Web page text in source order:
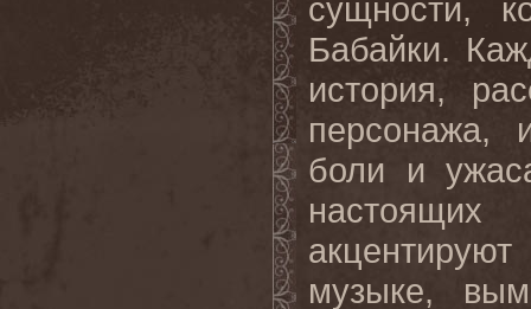
сущности,
Бабайки.
история,
персонажа,
боли и
музыке,